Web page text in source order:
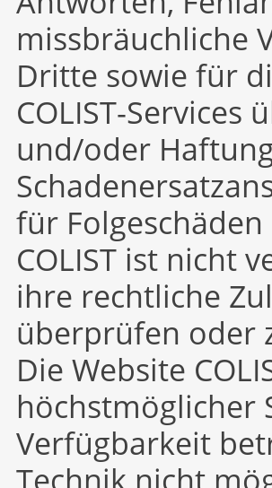
missbräuchliche
Dritte sowie für
COLIST-Services
und/oder
für
COLIST ist nicht
ihre rechtliche
überprüfen oder
Die Website
höchstmöglicher
Verfügbarkeit
Technik nicht